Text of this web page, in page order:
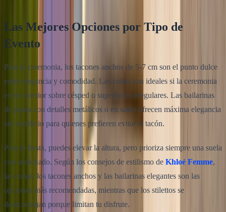
Las Mejores Opciones por Tipo de
Evento
Para la ceremonia, los tacones anchos de 5-7 cm son el punto dulce
entre elegancia y comodidad. Las cuñas son ideales si la ceremonia
es en exterior sobre césped o superficies irregulares. Las bailarinas
de punta con detalles metálicos o en satén ofrecen máxima elegancia
sin sacrificio para quienes prefieren evitar el tacón.
Para la fiesta, puedes elevar la altura, pero prioriza siempre una suela
con acolchado. Según los consejos de estilismo de Khloé Femme,
las cuñas, los tacones anchos y las bailarinas elegantes son las
opciones más recomendadas, mientras que los stilettos se
desaconsejan porque limitan tu disfrute.